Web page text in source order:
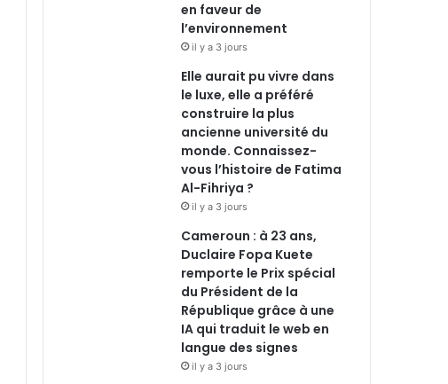
en faveur de
l’environnement
il y a 3 jours
Elle aurait pu vivre dans
le luxe, elle a préféré
construire la plus
ancienne université du
monde. Connaissez-
vous l’histoire de Fatima
Al-Fihriya ?
il y a 3 jours
Cameroun : à 23 ans,
Duclaire Fopa Kuete
remporte le Prix spécial
du Président de la
République grâce à une
IA qui traduit le web en
langue des signes
il y a 3 jours